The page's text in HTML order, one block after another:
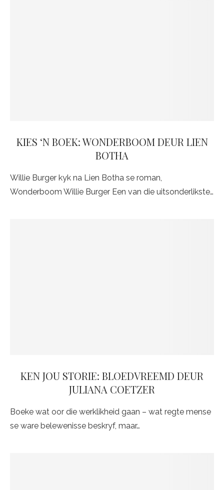
KIES ‘N BOEK: WONDERBOOM DEUR LIEN
BOTHA
Willie Burger kyk na Lien Botha se roman,
Wonderboom Willie Burger Een van die uitsonderlikste…
KEN JOU STORIE: BLOEDVREEMD DEUR
JULIANA COETZER
Boeke wat oor die werklikheid gaan – wat regte mense
se ware belewenisse beskryf, maar…